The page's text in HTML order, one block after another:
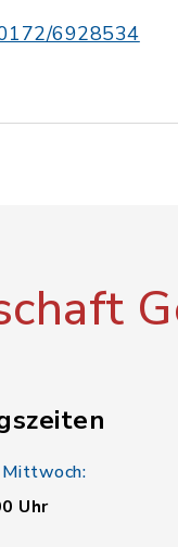
6928534
Uhr